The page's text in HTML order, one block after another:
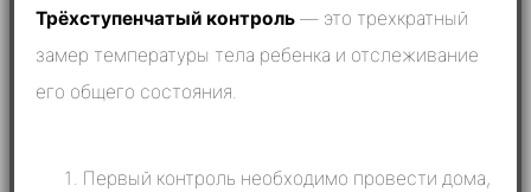
Трёхступенчатый контроль — это трехкратный
замер температуры тела ребенка и отслеживание
его общего состояния.
Первый контроль необходимо провести дома,